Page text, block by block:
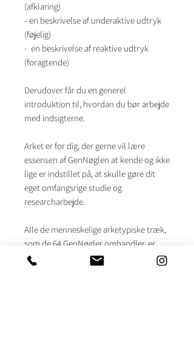
(afklaring)
- en beskrivelse af underaktive udtryk
(føjelig)
- en beskrivelse af reaktive udtryk
(foragtende)
Derudover får du en generel
introduktion til, hvordan du bør arbejde
med indsigterne.
Arket er for dig, der gerne vil lære
essensen af GenNøglen at kende og ikke
lige er indstillet på, at skulle gøre dit
eget omfangsrige studie og
researcharbejde.
Alle de menneskelige arketypiske træk,
som de 64 GenNøgler omhandler, er
omstændigheder som er gældende for